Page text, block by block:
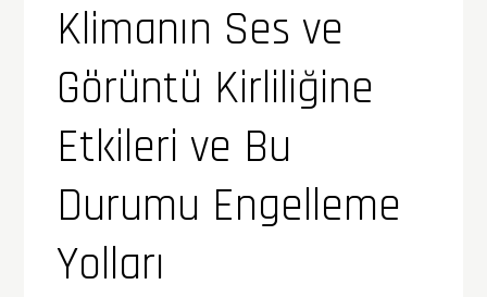
Klimanın Ses ve
Görüntü Kirliliğine
Etkileri ve Bu
Durumu Engelleme
Yolları